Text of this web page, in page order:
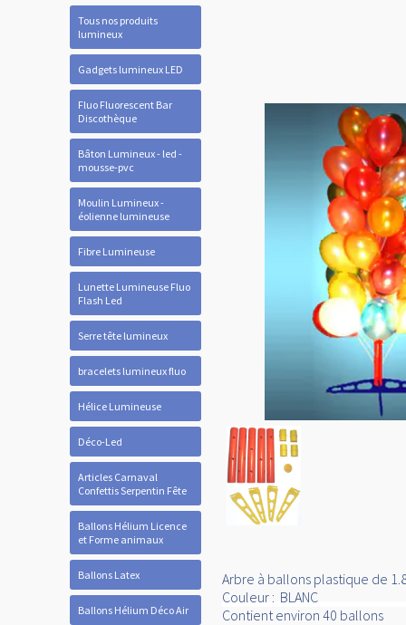
Tous nos produits
lumineux
Gadgets lumineux LED
Fluo Fluorescent Bar
Discothèque
Bâton Lumineux - led -
mousse-pvc
Moulin Lumineux -
éolienne lumineuse
Fibre Lumineuse
Lunette Lumineuse Fluo
Flash Led
Serre tête lumineux
bracelets lumineux fluo
Hélice Lumineuse
Déco-Led
Articles Carnaval
Confettis Serpentin Fête
Ballons Hélium Licence
et Forme animaux
Ballons Latex
Ballons Hélium Déco Air
Arbre à ballons plastique de
Couleur : BLANC
Contient environ 40 ballons